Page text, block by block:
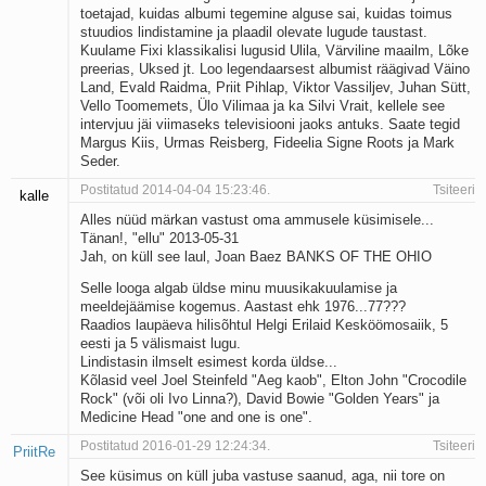
toetajad, kuidas albumi tegemine alguse sai, kuidas toimus
stuudios lindistamine ja plaadil olevate lugude taustast.
Kuulame Fixi klassikalisi lugusid Ulila, Värviline maailm, Lõke
preerias, Uksed jt. Loo legendaarsest albumist räägivad Väino
Land, Evald Raidma, Priit Pihlap, Viktor Vassiljev, Juhan Sütt,
Vello Toomemets, Ülo Vilimaa ja ka Silvi Vrait, kellele see
intervjuu jäi viimaseks televisiooni jaoks antuks. Saate tegid
Margus Kiis, Urmas Reisberg, Fideelia Signe Roots ja Mark
Seder.
kalle Postitatud 2014-04-04 15:23:46. Tsiteeri
Alles nüüd märkan vastust oma ammusele küsimisele...
Tänan!, "ellu" 2013-05-31
Jah, on küll see laul, Joan Baez BANKS OF THE OHIO
Selle looga algab üldse minu muusikakuulamise ja
meeldejäämise kogemus. Aastast ehk 1976...77???
Raadios laupäeva hilisõhtul Helgi Erilaid Kesköömosaiik, 5
eesti ja 5 välismaist lugu.
Lindistasin ilmselt esimest korda üldse...
Kõlasid veel Joel Steinfeld "Aeg kaob", Elton John "Crocodile
Rock" (või oli Ivo Linna?), David Bowie "Golden Years" ja
Medicine Head "one and one is one".
PriitRe Postitatud 2016-01-29 12:24:34. Tsiteeri
See küsimus on küll juba vastuse saanud, aga, nii tore on